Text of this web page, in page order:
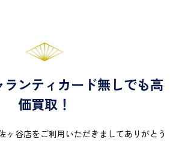
ンティカード無しでも高
価買取！
ヶ谷店をご利用いただきましてありがとう